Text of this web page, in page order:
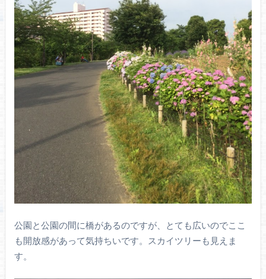
公園と公園の間に橋があるのですが、とても広いのでここ
も開放感があって気持ちいです。スカイツリーも見えま
す。